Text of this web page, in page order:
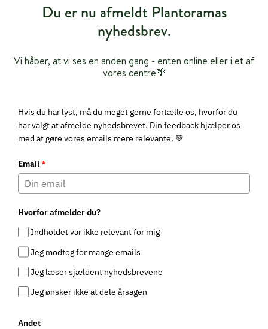
Du er nu afmeldt Plantoramas
nyhedsbrev.
Vi håber, at vi ses en anden gang - enten online eller i et af
vores centre🌴
Hvis du har lyst, må du meget gerne fortælle os, hvorfor du
har valgt at afmelde nyhedsbrevet. Din feedback hjælper os
med at gøre vores emails mere relevante. 💚
Email*
Hvorfor afmelder du?
Indholdet var ikke relevant for mig
Jeg modtog for mange emails
Jeg læser sjældent nyhedsbrevene
Jeg ønsker ikke at dele årsagen
Andet